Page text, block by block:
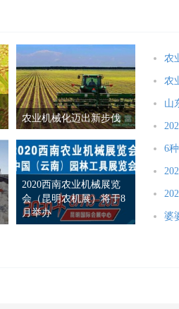
农业机械化迈出新步伐
2020西南农业机械展览
会（昆明农机展）将于8
月举办
农
农
山
6
婆